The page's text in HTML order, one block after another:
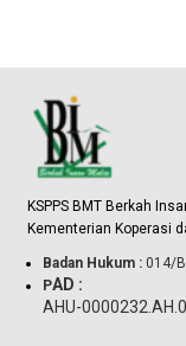
KSPPS BMT Berkah
Kementerian Koperasi
Badan Hukum : 014/
PAD :
AHU-